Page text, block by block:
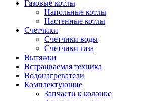
Газовые котлы
Напольные котлы
Настенные котлы
Счетчики
Счетчики воды
Счетчики газа
Вытяжки
Встраиваемая техника
Водонагреватели
Комплектующие
Запчасти к колонке